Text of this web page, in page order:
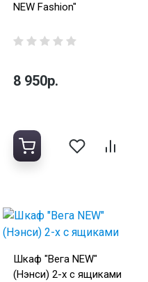
NEW Fashion"
8 950р.
Шкаф "Вега NEW"
(Нэнси) 2-х с ящиками